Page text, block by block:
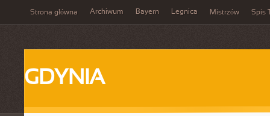
Strona główna Archiwum Bayern Legnica Mistrzów Spis
GDYNIA